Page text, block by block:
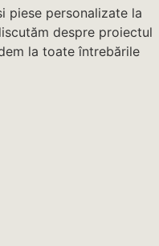
piese personalizate la
despre proiectul
la toate întrebările